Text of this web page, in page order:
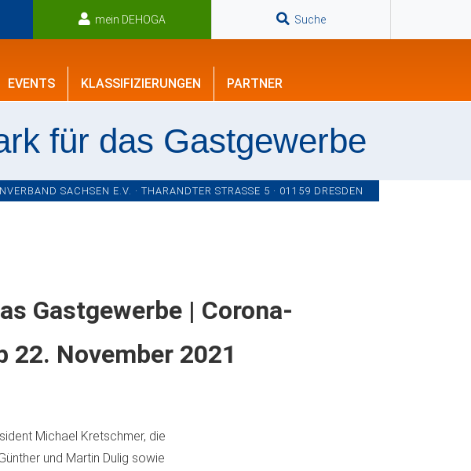
mein DEHOGA Suche
EVENTS KLASSIFIZIERUNGEN PARTNER
für das Gastgewerbe
SACHSEN E.V. · THARANDTER STRASSE 5 · 01159 DRESDEN
Gastgewerbe | Corona-
22. November 2021
Michael Kretschmer, die
und Martin Dulig sowie